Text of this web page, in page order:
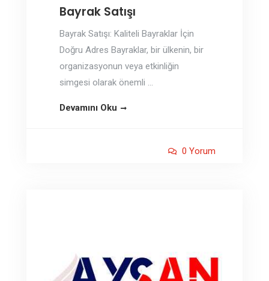
Bayrak Satışı
Bayrak Satışı: Kaliteli Bayraklar İçin
Doğru Adres Bayraklar, bir ülkenin, bir
organizasyonun veya etkinliğin
simgesi olarak önemli ...
Devamını Oku
0 Yorum